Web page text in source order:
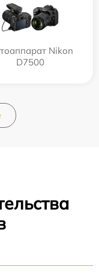
Nikon
D7500